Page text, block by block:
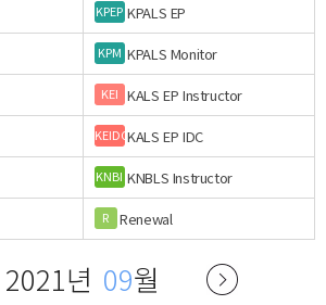
KPEP KPALS EP
KPM KPALS Monitor
KEI KALS EP Instructor
KEIDCKALS EP IDC
KNBI KNBLS Instructor
R Renewal
2021년 09월